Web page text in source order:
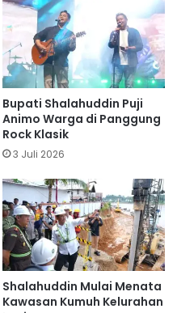
Bupati Shalahuddin Puji
Animo Warga di Panggung
Rock Klasik
3 Juli 2026
Shalahuddin Mulai Menata
Kawasan Kumuh Kelurahan